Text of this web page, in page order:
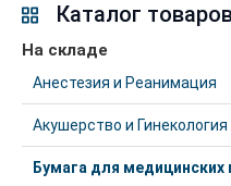
Каталог
На складе
Анестезия и Реанимация
Акушерство и Гинекология
Бумага для медицинских